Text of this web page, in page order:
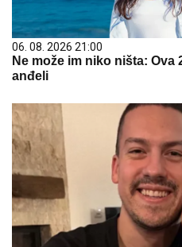
06. 08. 2026 21:00
Ne može im niko ništa:
anđeli